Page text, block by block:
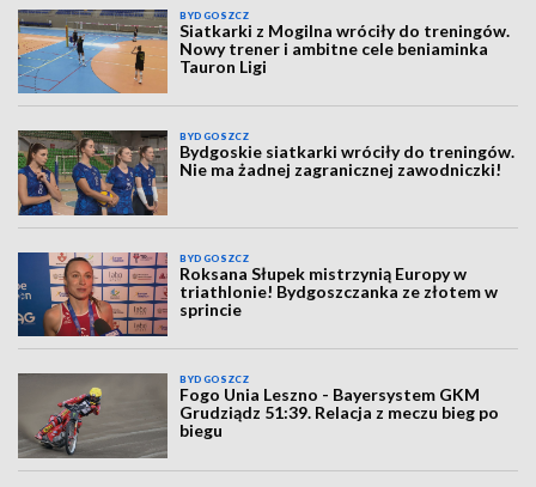
BYDGOSZCZ
Siatkarki z Mogilna wróciły do treningów.
Nowy trener i ambitne cele beniaminka
Tauron Ligi
BYDGOSZCZ
Bydgoskie siatkarki wróciły do treningów.
Nie ma żadnej zagranicznej zawodniczki!
BYDGOSZCZ
Roksana Słupek mistrzynią Europy w
triathlonie! Bydgoszczanka ze złotem w
sprincie
BYDGOSZCZ
Fogo Unia Leszno - Bayersystem GKM
Grudziądz 51:39. Relacja z meczu bieg po
biegu